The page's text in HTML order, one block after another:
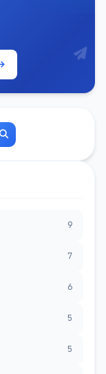
9
7
6
5
5